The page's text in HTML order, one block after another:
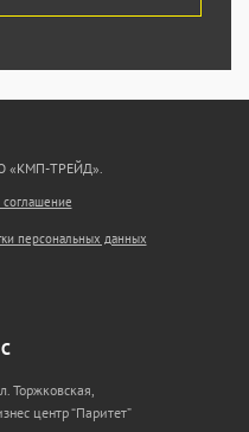
«КМП-ТРЕЙД».
соглашение
персональных данных
Торжковская,
центр “Паритет”